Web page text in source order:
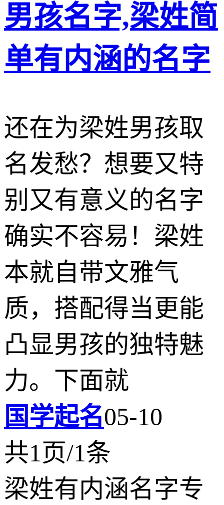
男孩名字,梁姓简
单有内涵的名字
还在为梁姓男孩取
名发愁？想要又特
别又有意义的名字
确实不容易！梁姓
本就自带文雅气
质，搭配得当更能
凸显男孩的独特魅
力。下面就
国学起名05-10
共1页/1条
梁姓有内涵名字专